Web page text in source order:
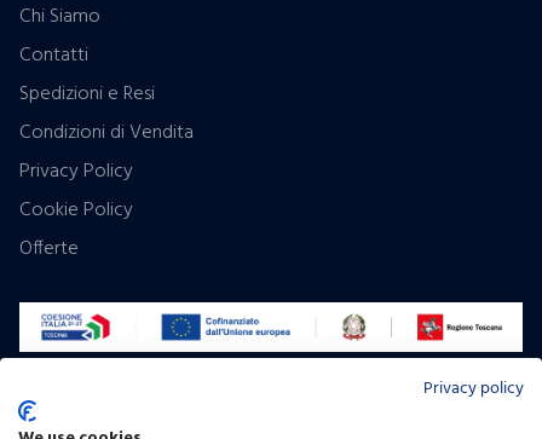
Chi Siamo
Contatti
Spedizioni e Resi
Condizioni di Vendita
Privacy Policy
Cookie Policy
Offerte
Pagamenti:
Privacy policy